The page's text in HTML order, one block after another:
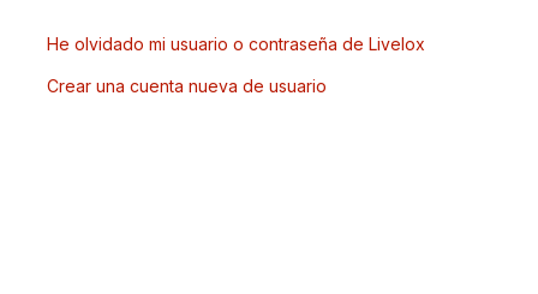
He olvidado mi usuario o contraseña de Livelox
Crear una cuenta nueva de usuario